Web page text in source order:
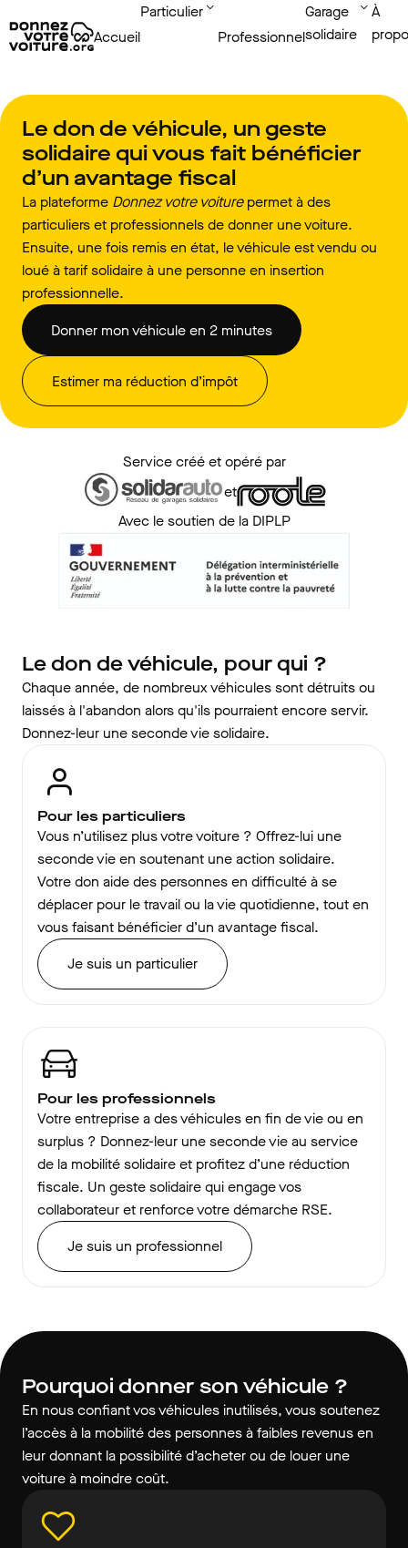
Accueil
Particulier
Professionnel
Garage
solidaire
À
Le don de véhicule, un geste
solidaire qui vous fait bénéficier
d’un avantage fiscal
La plateforme Donnez votre voiturepermet à des
particuliers et professionnels de donner une voiture.
Ensuite, une fois remis en état, le véhicule est vendu ou
loué à tarif solidaire à une personne en insertion
professionnelle.
Donner mon véhicule en 2 minutes
Estimer ma réduction d’impôt
Service créé et opéré par
et
Avec le soutien de la DIPLP
Le don de véhicule, pour qui ?
Chaque année, de nombreux véhicules sont détruits ou
laissés à l'abandon alors qu'ils pourraient encore servir.
Donnez-leur une seconde vie solidaire.
Pour les particuliers
Vous n’utilisez plus votre voiture ? Offrez-lui une
seconde vie en soutenant une action solidaire.
Votre don aide des personnes en difficulté à se
déplacer pour le travail ou la vie quotidienne, tout en
vous faisant bénéficier d’un avantage fiscal.
Je suis un particulier
Pour les professionnels
Votre entreprise a des véhicules en fin de vie ou en
surplus ? Donnez-leur une seconde vie au service
de la mobilité solidaire et profitez d’une réduction
fiscale. Un geste solidaire qui engage vos
collaborateur et renforce votre démarche RSE.
Je suis un professionnel
Pourquoi donner son véhicule ?
En nous confiant vos véhicules inutilisés, vous soutenez
l’accès à la mobilité des personnes à faibles revenus en
leur donnant la possibilité d’acheter ou de louer une
voiture à moindre coût.